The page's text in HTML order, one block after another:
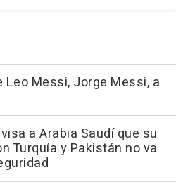
Leo Messi, Jorge Messi, a
a Arabia Saudí que su
Turquía y Pakistán no va